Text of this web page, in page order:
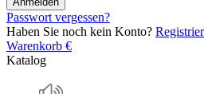
Passwort vergessen?
Haben Sie noch kein Konto?
Warenkorb €
Katalog